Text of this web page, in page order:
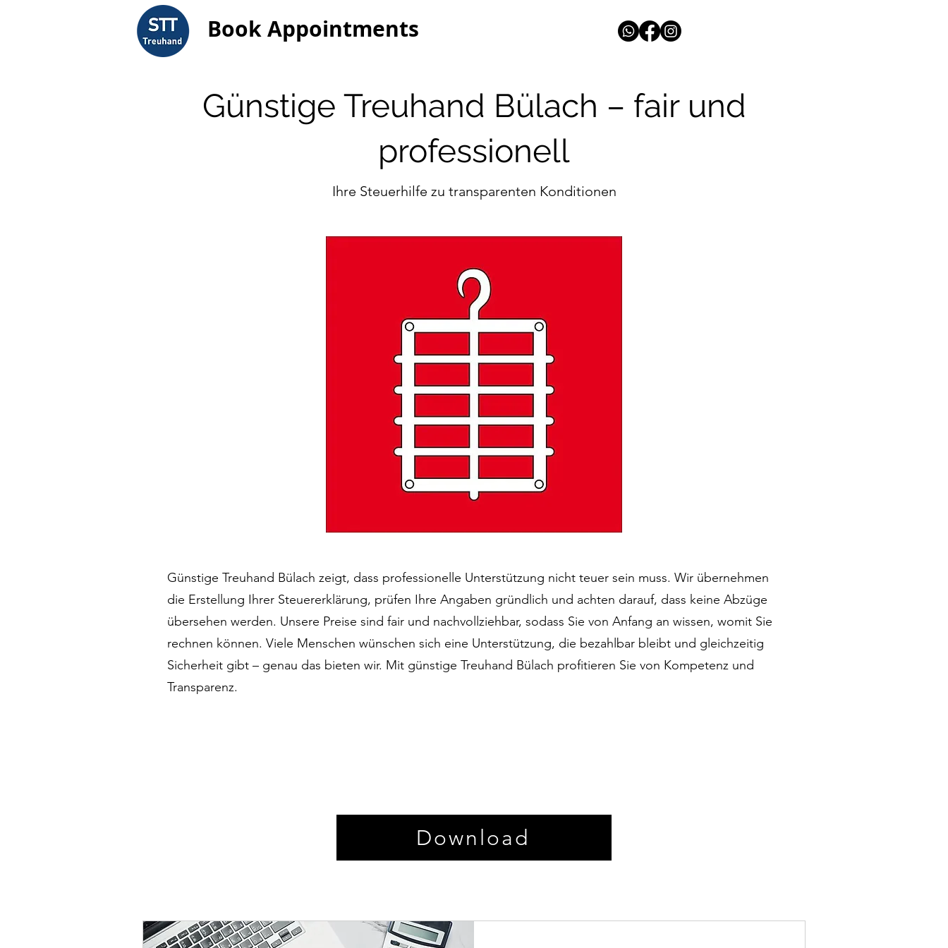
Book Appointments
Günstige Treuhand Bülach – fair und
professionell
Ihre Steuerhilfe zu transparenten Konditionen
Günstige Treuhand Bülach zeigt, dass professionelle Unterstützung nicht teuer sein muss. Wir übernehmen
die Erstellung Ihrer Steuererklärung, prüfen Ihre Angaben gründlich und achten darauf, dass keine Abzüge
übersehen werden. Unsere Preise sind fair und nachvollziehbar, sodass Sie von Anfang an wissen, womit Sie
rechnen können. Viele Menschen wünschen sich eine Unterstützung, die bezahlbar bleibt und gleichzeitig
Sicherheit gibt – genau das bieten wir. Mit günstige Treuhand Bülach profitieren Sie von Kompetenz und
Transparenz.
Download